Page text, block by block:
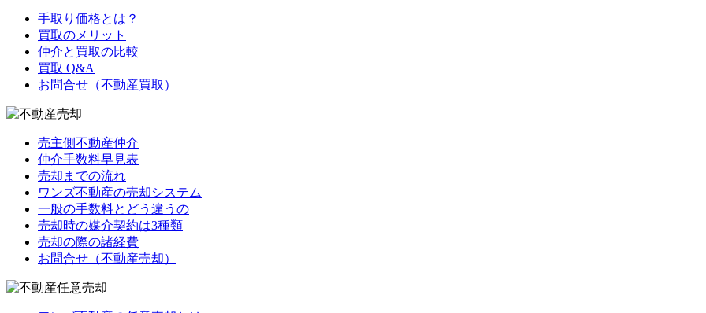
手取り価格とは？
買取のメリット
仲介と買取の比較
買取 Q&A
お問合せ（不動産買取）
売主側不動産仲介
仲介手数料早見表
売却までの流れ
ワンズ不動産の売却システム
一般の手数料とどう違うの
売却時の媒介契約は3種類
売却の際の諸経費
お問合せ（不動産売却）